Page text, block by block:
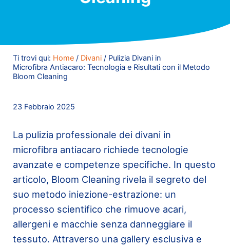
Ti trovi qui: Home / Divani /Pulizia Divani in
Microfibra Antiacaro: Tecnologia e Risultati con il Metodo
Bloom Cleaning
23 Febbraio 2025
La pulizia professionale dei divani in
microfibra antiacaro richiede tecnologie
avanzate e competenze specifiche. In questo
articolo, Bloom Cleaning rivela il segreto del
suo metodo iniezione-estrazione: un
processo scientifico che rimuove acari,
allergeni e macchie senza danneggiare il
tessuto. Attraverso una gallery esclusiva e